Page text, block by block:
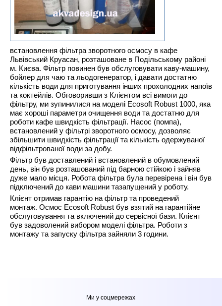
встановлення фільтра зворотного осмосу в кафе
Львівський Круасан, розташоване в Подільському районі
м. Києва. Фільтр повинен був обслуговувати каву-машину,
бойлер для чаю та льодогенератор, і давати достатню
кількість води для приготування інших прохолодних напоїв
та коктейлів. Обговоривши з Клієнтом всі вимоги до
фільтру, ми зупинилися на моделі Ecosoft Robust 1000, яка
має хороші параметри очищення води та достатню для
роботи кафе швидкість фільтрації. Насос (помпа),
встановлений у фільтрі зворотного осмосу, дозволяє
збільшити швидкість фільтрації та кількість одержуваної
відфільтрованої води за добу.
Фільтр був доставлений і встановлений в обумовлений
день, він був розташований під барною стійкою і зайняв
дуже мало місця. Робота фільтра була перевірена і він був
підключений до кави машини тазапущений у роботу.
Клієнт отримав гарантію на фільтр та проведений
монтаж. Осмос Ecosoft Robust був взятий на гарантійне
обслуговування та включений до сервісної бази. Клієнт
був задоволений вибором моделі фільтра. Роботи з
монтажу та запуску фільтра зайняли 3 години.
Ми у соцмережах